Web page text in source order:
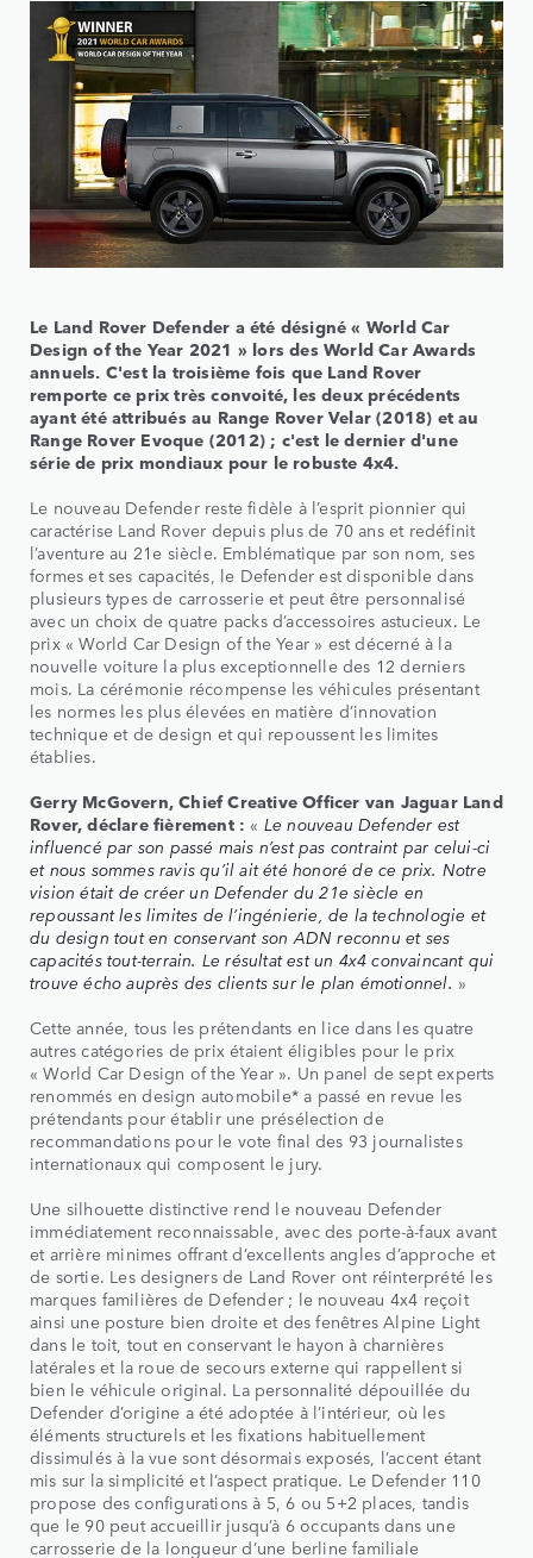
Le Land Rover Defender a été désigné « World Car
Design of the Year 2021 » lors des World Car Awards
annuels. C'est la troisième fois que Land Rover
remporte ce prix très convoité, les deux précédents
ayant été attribués au Range Rover Velar (2018) et au
Range Rover Evoque (2012) ; c'est le dernier d'une
série de prix mondiaux pour le robuste 4x4.
Le nouveau Defender reste fidèle à l’esprit pionnier qui
caractérise Land Rover depuis plus de 70 ans et redéfinit
l’aventure au 21e siècle. Emblématique par son nom, ses
formes et ses capacités, le Defender est disponible dans
plusieurs types de carrosserie et peut être personnalisé
avec un choix de quatre packs d’accessoires astucieux. Le
prix « World Car Design of the Year » est décerné à la
nouvelle voiture la plus exceptionnelle des 12 derniers
mois. La cérémonie récompense les véhicules présentant
les normes les plus élevées en matière d’innovation
technique et de design et qui repoussent les limites
établies.
Gerry McGovern, Chief Creative Officer van Jaguar Land
Rover, déclare fièrement : « Le nouveau Defender est
influencé par son passé mais n’est pas contraint par celui-ci
et nous sommes ravis qu’il ait été honoré de ce prix. Notre
vision était de créer un Defender du 21e siècle en
repoussant les limites de l’ingénierie, de la technologie et
du design tout en conservant son ADN reconnu et ses
capacités tout-terrain. Le résultat est un 4x4 convaincant qui
trouve écho auprès des clients sur le plan émotionnel. »
Cette année, tous les prétendants en lice dans les quatre
autres catégories de prix étaient éligibles pour le prix
« World Car Design of the Year ». Un panel de sept experts
renommés en design automobile* a passé en revue les
prétendants pour établir une présélection de
recommandations pour le vote final des 93 journalistes
internationaux qui composent le jury.
Une silhouette distinctive rend le nouveau Defender
immédiatement reconnaissable, avec des porte-à-faux avant
et arrière minimes offrant d’excellents angles d’approche et
de sortie. Les designers de Land Rover ont réinterprété les
marques familières de Defender ; le nouveau 4x4 reçoit
ainsi une posture bien droite et des fenêtres Alpine Light
dans le toit, tout en conservant le hayon à charnières
latérales et la roue de secours externe qui rappellent si
bien le véhicule original. La personnalité dépouillée du
Defender d’origine a été adoptée à l’intérieur, où les
éléments structurels et les fixations habituellement
dissimulés à la vue sont désormais exposés, l’accent étant
mis sur la simplicité et l’aspect pratique. Le Defender 110
propose des configurations à 5, 6 ou 5+2 places, tandis
que le 90 peut accueillir jusqu’à 6 occupants dans une
carrosserie de la longueur d’une berline familiale